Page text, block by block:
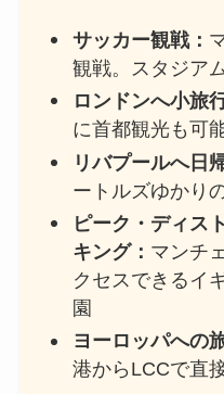
サッカー観戦：
観戦。スタジア
ロンドンへ小旅
に首都観光も可
リバプールへ日
ートルズゆかり
ピーク・ディス
キング： マンチ
クセスできるイ
園
ヨーロッパへの
港からLCCで直